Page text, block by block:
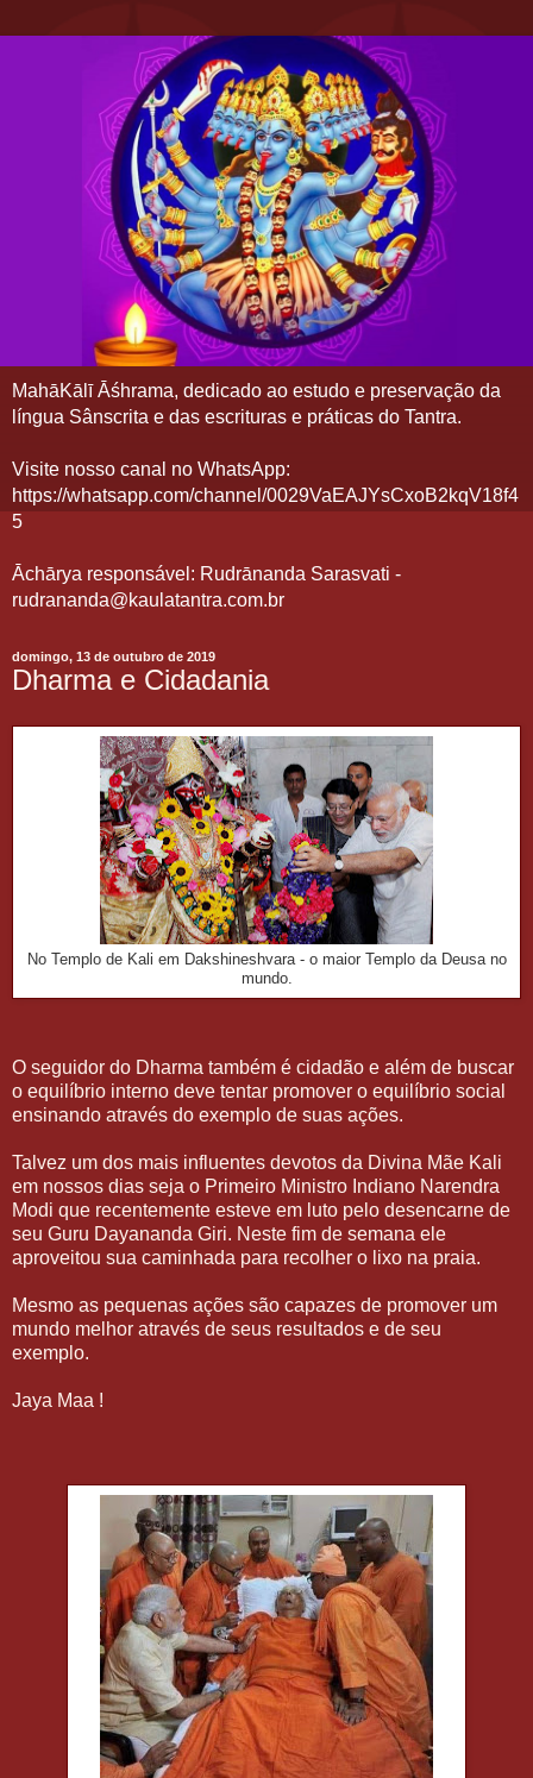
MahāKālī Āśhrama, dedicado ao estudo e preservação da
língua Sânscrita e das escrituras e práticas do Tantra.
Visite nosso canal no WhatsApp:
https://whatsapp.com/channel/0029VaEAJYsCxoB2kqV18f4
5
Āchārya responsável: Rudrānanda Sarasvati -
rudrananda@kaulatantra.com.br
domingo, 13 de outubro de 2019
Dharma e Cidadania
No Templo de Kali em Dakshineshvara - o maior Templo da Deusa no
mundo.
O seguidor do Dharma também é cidadão e além de buscar
o equilíbrio interno deve tentar promover o equilíbrio social
ensinando através do exemplo de suas ações.
Talvez um dos mais influentes devotos da Divina Mãe Kali
em nossos dias seja o Primeiro Ministro Indiano Narendra
Modi que recentemente esteve em luto pelo desencarne de
seu Guru Dayananda Giri. Neste fim de semana ele
aproveitou sua caminhada para recolher o lixo na praia.
Mesmo as pequenas ações são capazes de promover um
mundo melhor através de seus resultados e de seu
exemplo.
Jaya Maa !